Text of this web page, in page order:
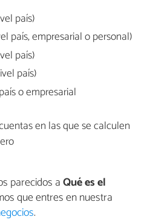
país)
país, empresarial o personal)
país)
país)
o empresarial
en las que se calculen
parecidos aQué es el
que entres en nuestra
.